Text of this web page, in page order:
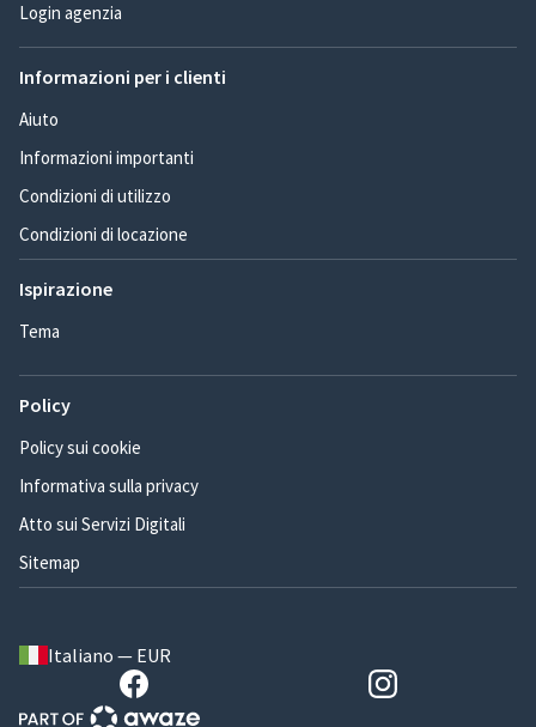
Login agenzia
Informazioni per i clienti
Aiuto
Informazioni importanti
Condizioni di utilizzo
Condizioni di locazione
Ispirazione
Tema
Policy
Policy sui cookie
Informativa sulla privacy
Atto sui Servizi Digitali
Sitemap
Italiano — EUR